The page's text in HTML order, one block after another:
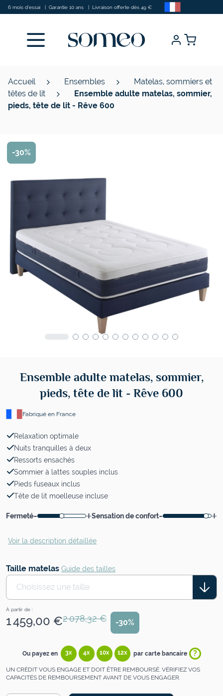
Allez au contenu
6 mois d’essai | Garantie 10 ans | Livraison offerte dès 49 €
Accueil Ensembles
Matelas, sommiers et
têtes de lit
Ensemble adulte matelas, sommier,
pieds, tête de lit - Rêve 600
-30%
Ensemble adulte matelas, sommier,
pieds, tête de lit - Rêve 600
Fabriqué en France
Relaxation optimale
Nuits tranquilles à deux
Ressorts ensachés
Sommier à lattes souples inclus
Pieds fuseaux inclus
Tête de lit moelleuse incluse
Fermeté- +Sensation de confort- +
Voir la description détaillée
Taille matelas Guide des tailles
Choisissez une taille
À partir de :
1 459,00 €2 078,32 € -30%
Ou payez en 3x 4x 10x 12x par carte bancaire ?
UN CRÉDIT VOUS ENGAGE ET DOIT ÊTRE REMBOURSÉ. VÉRIFIEZ VOS
CAPACITÉS DE REMBOURSEMENT AVANT DE VOUS ENGAGER.